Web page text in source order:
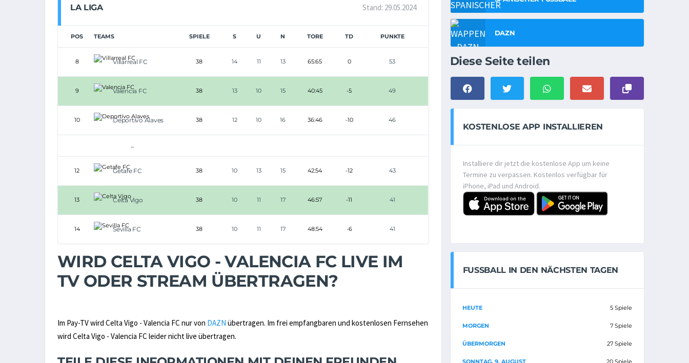
LA LIGA Stand: 29.05.2024
POS TEAMS SPIELE S U N TORE TD PUNKTE
8 Villarreal FC 38 14 11 13 65:65 0 53
9 Valencia FC 38 13 10 15 40:45 -5 49
10 Deportivo Alaves 38 12 10 16 36:46 -10 46
...
12 Getafe FC 38 10 13 15 42:54 -12 43
13 Celta Vigo 38 10 11 17 46:57 -11 41
14 Sevilla FC 38 10 11 17 48:54 -6 41
WIRD CELTA VIGO - VALENCIA FC LIVE IM
TV ODER STREAM ÜBERTRAGEN?
Im Pay-TV wird Celta Vigo - Valencia FC nur von DAZN übertragen. Im frei empfangbaren und kostenlosen Fernsehen
wird Celta Vigo - Valencia FC leider nicht live übertragen.
DAZN
Diese Seite teilen
KOSTENLOSE APP INSTALLIEREN
Installiere dir jetzt die kostenlose App um keine
Termine zu verpassen. Kostenlos verfügbar für
iPhone, iPad und Android.
FUSSBALL IN DEN NÄCHSTEN TAGEN
HEUTE 5 Spiele
MORGEN 7 Spiele
ÜBERMORGEN 27 Spiele
SONNTAG, 9. AUGUST 20 Spiele